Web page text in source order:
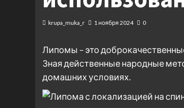
krupa_muka_r 1 ноября 2024 0
Липомы – это
Зная действенные народные
домашних условиях.